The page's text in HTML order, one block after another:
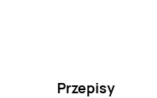
Przepisy